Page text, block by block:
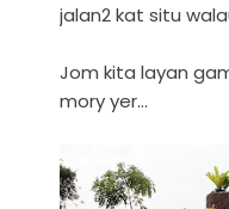
jalan2 kat situ
Jom kita layan
mory yer...